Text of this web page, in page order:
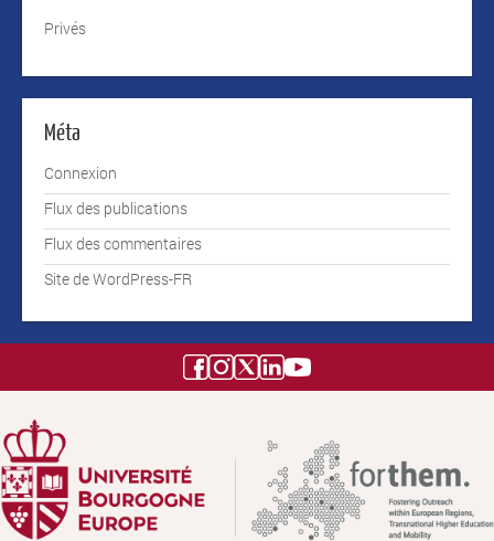
Privés
Méta
Connexion
Flux des publications
Flux des commentaires
Site de WordPress-FR